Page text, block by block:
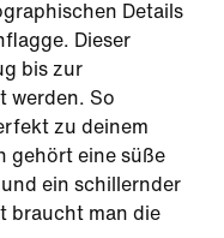
Details
Dieser
bis zur
werden. So
zu deinem
gehört eine süße
ein schillernder
braucht man die